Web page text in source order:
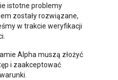
istotne problemy
zostały rozwiązane,
w trakcie weryfikacji
Alpha muszą złożyć
i zaakceptować